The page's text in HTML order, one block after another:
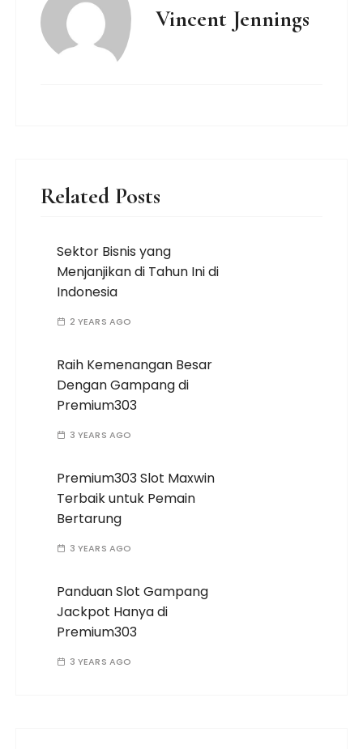
Vincent Jennings
Related Posts
Sektor Bisnis yang
Menjanjikan di Tahun Ini di
Indonesia
2 YEARS AGO
Raih Kemenangan Besar
Dengan Gampang di
Premium303
3 YEARS AGO
Premium303 Slot Maxwin
Terbaik untuk Pemain
Bertarung
3 YEARS AGO
Panduan Slot Gampang
Jackpot Hanya di
Premium303
3 YEARS AGO